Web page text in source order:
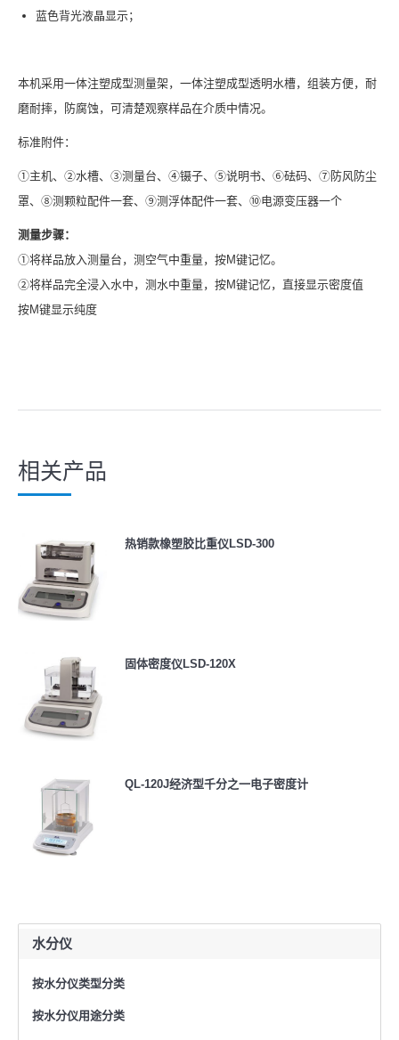
蓝色背光液晶显示；
本机采用一体注塑成型测量架，一体注塑成型透明水槽，组装方便，耐
磨耐摔，防腐蚀，可清楚观察样品在介质中情况。
标准附件：
①主机、②水槽、③测量台、④镊子、⑤说明书、⑥砝码、⑦防风防尘
罩、⑧测颗粒配件一套、⑨测浮体配件一套、⑩电源变压器一个
测量步骤：
①将样品放入测量台，测空气中重量，按M键记忆。
②将样品完全浸入水中，测水中重量，按M键记忆，直接显示密度值
按M键显示纯度
相关产品
热销款橡塑胶比重仪LSD-300
固体密度仪LSD-120X
QL-120J经济型千分之一电子密度计
水分仪
按水分仪类型分类
按水分仪用途分类